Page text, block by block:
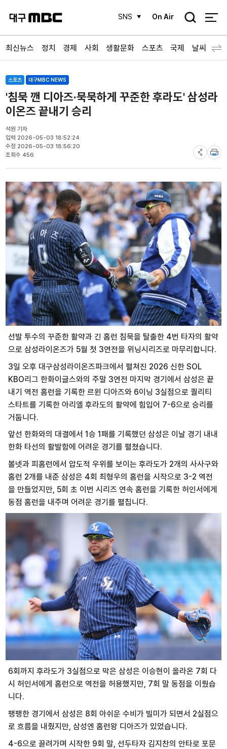
SNS On Air
검
최신뉴스 정치 경제 사회 생활문화 스포츠 국제 날씨
스포츠 대구MBC NEWS
'침묵 깬 디아즈·묵묵하게 꾸준한 후라도' 삼성라
이온즈 끝내기 승리
석원 기자
입력 2026-05-03 18:52:24
수정 2026-05-03 18:56:20
조회수 456
선발 투수의 꾸준한 활약과 긴 홈런 침묵을 탈출한 4번 타자의 활약
으로 삼성라이온즈가 5월 첫 3연전을 위닝시리즈로 마무리합니다.
3일 오후 대구삼성라이온즈파크에서 펼쳐진 2026 신한 SOL
KBO리그 한화이글스와의 주말 3연전 마지막 경기에서 삼성은 끝
내기 역전 홈런을 기록한 르윈 디아즈와 6이닝 3실점으로 퀄리티
스타트를 기록한 아리엘 후라도의 활약에 힘입어 7-6으로 승리를
거둡니다.
앞선 한화와의 대결에서 1승 1패를 기록했던 삼성은 이날 경기 내내
한화 타선의 활발함에 어려운 경기를 펼쳤습니다.
볼넷과 피홈런에서 압도적 우위를 보이는 후라도가 2개의 사사구와
홈런 2개를 내준 삼성은 4회 최형우의 홈런을 시작으로 3-2 역전
을 만들었지만, 5회 초 이번 시리즈 연속 홈런을 기록한 허인서에게
동점 홈런을 내주며 어려운 경기를 펼칩니다.
6회까지 후라도가 3실점으로 막은 삼성은 이승현이 올라온 7회 다
시 허인서에게 홈런으로 역전을 허용했지만, 7회 말 동점을 이뤘습
니다.
팽팽한 경기에서 삼성은 8회 아쉬운 수비가 빌미가 되면서 2실점으
로 흐름을 내줬지만, 삼성엔 홈런왕 디아즈가 있었습니다.
4-6으로 끌려가며 시작한 9회 말, 선두타자 김지찬의 안타로 포문